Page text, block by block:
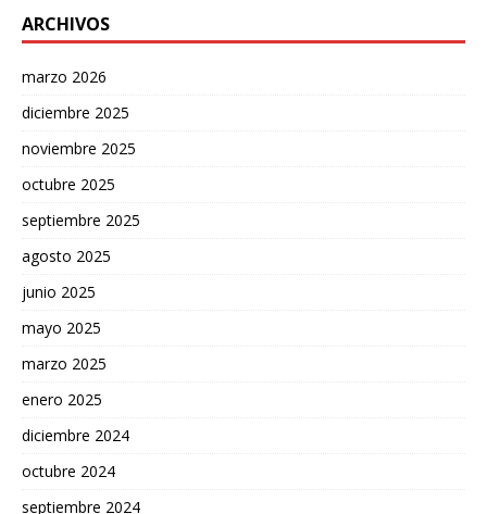
ARCHIVOS
marzo 2026
diciembre 2025
noviembre 2025
octubre 2025
septiembre 2025
agosto 2025
junio 2025
mayo 2025
marzo 2025
enero 2025
diciembre 2024
octubre 2024
septiembre 2024